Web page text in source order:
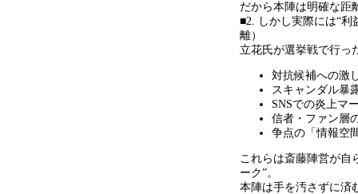
だから本陣は明確な距
■2. しかし実際には“利
離）
立花氏が選挙戦で行っ
対抗候補への激
スキャンダル暴
SNSでの炎上マ
信者・ファン層
争点の「情報空
これらは斎藤陣営が自
ーク”。
本陣は手を汚さずに済